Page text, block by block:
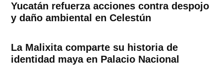
Yucatán refuerza acciones contra despojo
y daño ambiental en Celestún
La Malixita comparte su historia de
identidad maya en Palacio Nacional